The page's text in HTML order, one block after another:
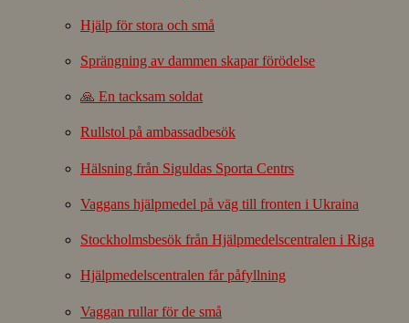
Hjälp för stora och små
Sprängning av dammen skapar förödelse
🙏 En tacksam soldat
Rullstol på ambassadbesök
Hälsning från Siguldas Sporta Centrs
Vaggans hjälpmedel på väg till fronten i Ukraina
Stockholmsbesök från Hjälpmedelscentralen i Riga
Hjälpmedelscentralen får påfyllning
Vaggan rullar för de små